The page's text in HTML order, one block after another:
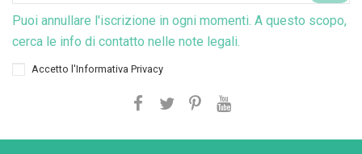
Puoi annullare l'iscrizione in ogni momenti. A questo scopo,
cerca le info di contatto nelle note legali.
Accetto l'Informativa Privacy